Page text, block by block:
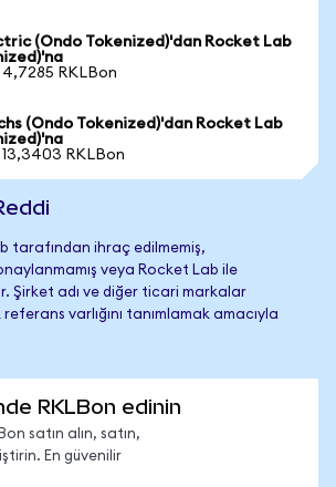
(Ondo Tokenized)'dan Rocket Lab
4,7285 RKLBon
(Ondo Tokenized)'dan Rocket Lab
13,3403 RKLBon
tarafından ihraç edilmemiş,
veya Rocket Lab ile
Şirket adı ve diğer ticari markalar
varlığını tanımlamak amacıyla
RKLBon edinin
satın alın, satın,
En güvenilir